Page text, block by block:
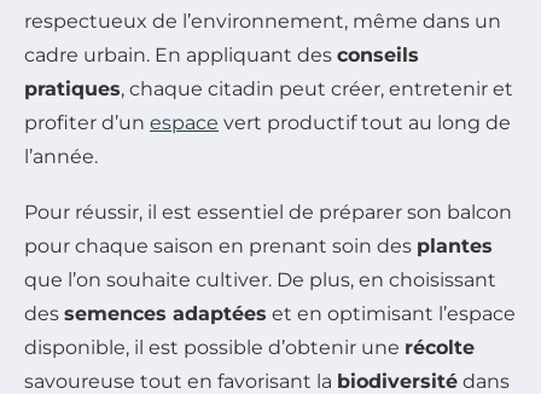
respectueux de l’environnement, même dans un
cadre urbain. En appliquant des conseils
pratiques, chaque citadin peut créer, entretenir et
profiter d’un espace vert productif tout au long de
l’année.
Pour réussir, il est essentiel de préparer son balcon
pour chaque saison en prenant soin des plantes
que l’on souhaite cultiver. De plus, en choisissant
des semences adaptées et en optimisant l’espace
disponible, il est possible d’obtenir une récolte
savoureuse tout en favorisant la biodiversité dans